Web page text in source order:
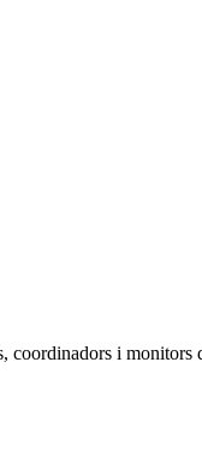
i monitors